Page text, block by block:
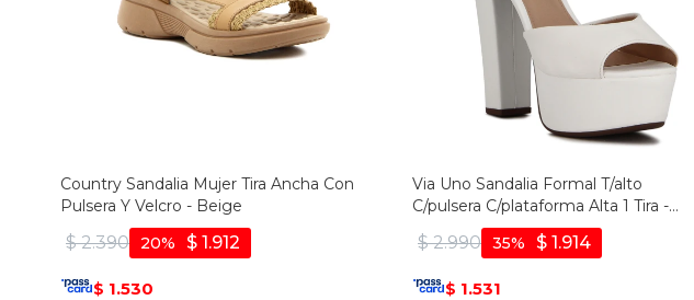
Country Sandalia Mujer Tira Ancha Con
Pulsera Y Velcro - Beige
$ 2.390 $ 1.912
20
$ 1.530
Via Uno Sandalia Formal T/alto
C/pulsera C/plataforma Alta 1 Tira -
$ 2.990 $ 1.914
35
$ 1.531